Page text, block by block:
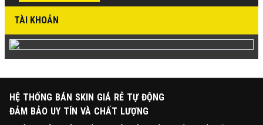
TÀI KHOẢN
HỆ THỐNG BÁN SKIN GIÁ RẺ TỰ ĐỘNG
ĐẢM BẢO UY TÍN VÀ CHẤT LƯỢNG